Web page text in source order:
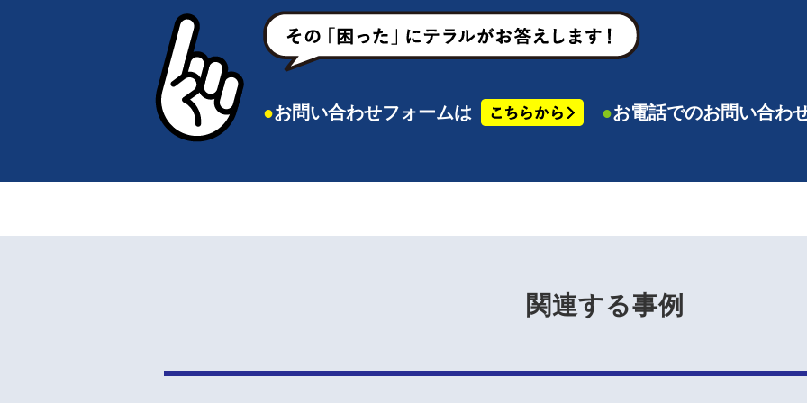
●お問い合わせフォームは ●お電話でのお問い合わ
関連する事例